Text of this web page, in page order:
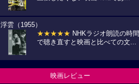
浮雲（1955）
★★★★★ NHKラジオ朗読の時間
で聴き直すと映画と比べての文...
映画レビュー